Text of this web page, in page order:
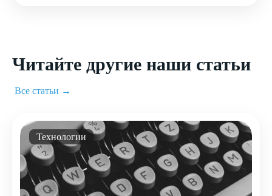
Читайте другие наши статьи
Все статьи →
Технологии